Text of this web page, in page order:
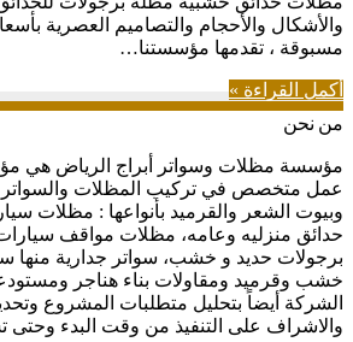
والأشكال والأحجام والتصاميم العصرية
مسبوقة ، تقدمها مؤسستنا…
أكمل القراءة »
من نحن
مؤسسة مظلات وسواتر أبراج الرياض هي
عمل متخصص في تركيب المظلات والسواتر
وبيوت الشعر والقرميد بأنواعها : مظلات
حدائق منزليه وعامه، مظلات مواقف
برجولات حديد و خشب، سواتر جدارية منها
خشب وقرميد ومقاولات بناء هناجر
الشركة أيضاً بتحليل متطلبات المشروع
والاشراف على التنفيذ من وقت البدء وحتى